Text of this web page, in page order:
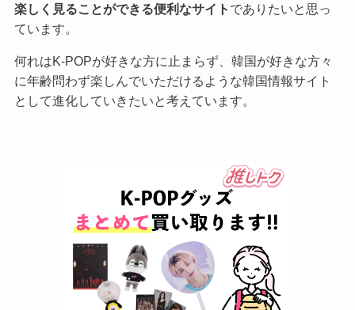
楽しく見ることができる便利なサイト でありたいと思っ
ています。
何れはK-POPが好きな方に止まらず、韓国が好きな方々
に年齢問わず楽しんでいただけるような韓国情報サイト
として進化していきたいと考えています。